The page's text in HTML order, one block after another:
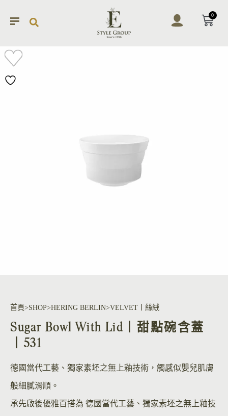
0
首頁 SHOP HERING BERLIN VELVET丨絲絨
Sugar Bowl With Lid丨甜點碗含蓋
丨531
德國當代工藝、獨家素坯之無上釉技術，觸感似嬰兒肌膚
般細膩滑順。
承先啟後優雅百搭為 德國當代工藝、獨家素坯之無上釉技